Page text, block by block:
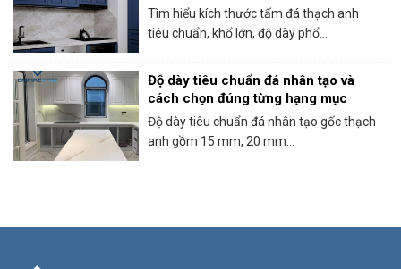
Tìm hiểu kích thước tấm đá thạch anh
tiêu chuẩn, khổ lớn, độ dày phổ...
Độ dày tiêu chuẩn đá nhân tạo và
cách chọn đúng từng hạng mục
Độ dày tiêu chuẩn đá nhân tạo gốc thạch
anh gồm 15 mm, 20 mm...